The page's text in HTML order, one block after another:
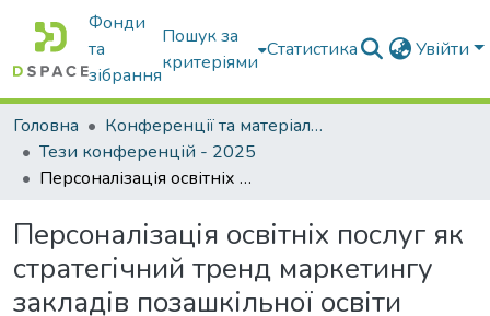
Фонди
та
зібрання
Пошук за
критеріями
Статистика Увійти
Головна
Конференції та матеріали конференцій
Тези конференцій - 2025
Персоналізація освітніх послуг як стратегічний тренд маркетингу закладів позашкільної освіти
Персоналізація освітніх послуг як
стратегічний тренд маркетингу
закладів позашкільної освіти